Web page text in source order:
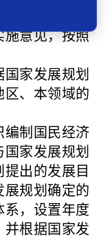
门会同国家
意见，按照
家发展规划
、本领域的
制国民经济
家发展规划
出的发展目
规划确定的
，设置年度
根据国家发